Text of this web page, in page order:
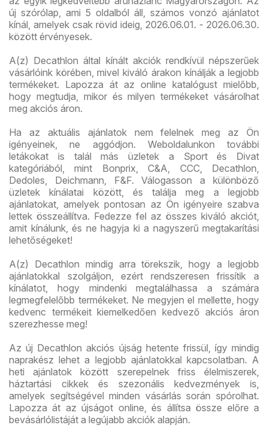
új szórólap, ami 5 oldalból áll, számos vonzó ajánlatot
kínál, amelyek csak rövid ideig, 2026.06.01. - 2026.06.30.
között érvényesek.
A(z) Decathlon által kínált akciók rendkívül népszerűek
vásárlóink körében, mivel kiváló árakon kínálják a legjobb
termékeket. Lapozza át az online katalógust mielőbb,
hogy megtudja, mikor és milyen termékeket vásárolhat
meg akciós áron.
Ha az aktuális ajánlatok nem felelnek meg az Ön
igényeinek, ne aggódjon. Weboldalunkon további
letákokat is talál más üzletek a Sport és Divat
kategóriából, mint Bonprix, C&A, CCC, Decathlon,
Dedoles, Deichmann, F&F. Válogasson a különböző
üzletek kínálatai között, és találja meg a legjobb
ajánlatokat, amelyek pontosan az Ön igényeire szabva
lettek összeállítva. Fedezze fel az összes kiváló akciót,
amit kínálunk, és ne hagyja ki a nagyszerű megtakarítási
lehetőségeket!
A(z) Decathlon mindig arra törekszik, hogy a legjobb
ajánlatokkal szolgáljon, ezért rendszeresen frissítik a
kínálatot, hogy mindenki megtalálhassa a számára
legmegfelelőbb termékeket. Ne megyjen el mellette, hogy
kedvenc termékeit kiemelkedően kedvező akciós áron
szerezhesse meg!
Az új Decathlon akciós újság hetente frissül, így mindig
naprakész lehet a legjobb ajánlatokkal kapcsolatban. A
heti ajánlatok között szerepelnek friss élelmiszerek,
háztartási cikkek és szezonális kedvezmények is,
amelyek segítségével minden vásárlás során spórolhat.
Lapozza át az újságot online, és állítsa össze előre a
bevásárlólistáját a legújabb akciók alapján.